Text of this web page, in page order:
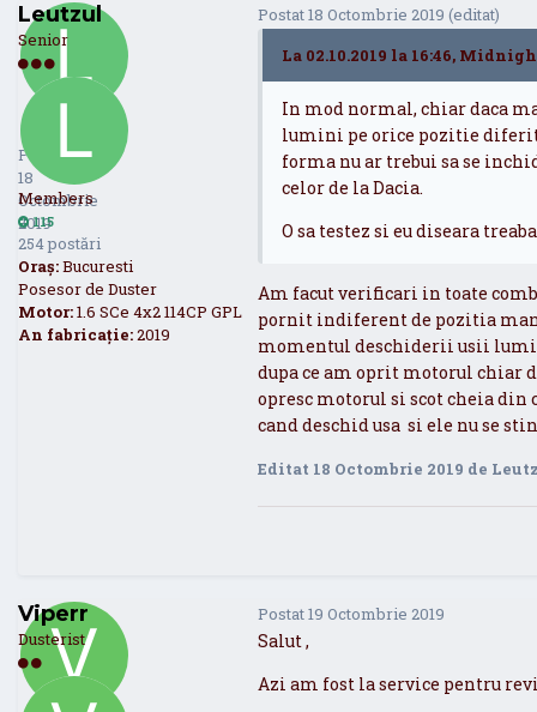
Leutzul
Postat
18
Octombrie
2019
Leutzul
Senior
Members
115
254 postări
Oraș:Bucuresti
Posesor de Duster
Motor:1.6 SCe 4x2 114CP GPL
An fabricație:2019
Postat18 Octombrie 2019 (editat)
La 02.10.2019 la 16:46,
In mod normal, chiar daca
lumini pe orice pozitie
forma nu ar trebui sa se
celor de la Dacia.
O sa testez si eu diseara
Am facut verificari in toate
pornit indiferent de pozitia
momentul deschiderii usii
dupa ce am oprit motorul chiar
opresc motorul si scot cheia din
cand deschid usa si ele nu se
Editat 18 Octombrie 2019 de
Viperr
Dusterist
Postat19 Octombrie 2019
Salut ,
Azi am fost la service pentru